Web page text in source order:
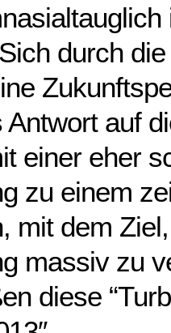
durch
auf
einer eher
zu einem
mit dem
massiv zu
diese